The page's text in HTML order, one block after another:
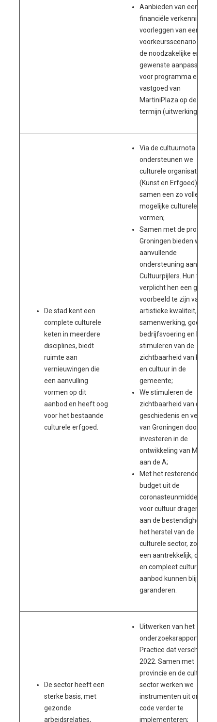
Aanbieden van een
financiële verkenning en
voorleggen van een
voorkeursscenario voor
de noodzakelijke en
gewenste aanpassingen
voor programma en
vastgoed van
MartiniPlaza op de lange
termijn (uitwerking visie);
De stad kent een
complete culturele
keten in meerdere
disciplines, biedt
ruimte aan
vernieuwingen die
een aanvulling
vormen op dit
aanbod en heeft oog
voor het bestaande
culturele erfgoed.
Via de cultuurnota
ondersteunen we
culturele organisaties
(Kunst en Erfgoed) die
samen een zo volledig
mogelijke culturele keten
vormen;
Samen met de provincie
Groningen bieden we
aanvullende
ondersteuning aan
Cultuurpijlers. Hun
verplicht hen een goed
voorbeeld te zijn van
artistieke kwaliteit,
samenwerking, goede
bedrijfsvoering en het
stimuleren van de
zichtbaarheid van kunst
en cultuur in de
gemeente;
We stimuleren de
zichtbaarheid van de
geschiedenis en verhalen
van Groningen door te
investeren in de
ontwikkeling van
aan de A;
Met het resterende
budget uit de
coronasteunmiddelen
voor cultuur dragen we
aan de bestendigheid en
het herstel van de
culturele sector, zodat
een aantrekkelijk, divers
en compleet cultureel
aanbod kunnen blijven
garanderen.
De sector heeft een
sterke basis, met
gezonde
arbeidsrelaties,
Uitwerken van het
onderzoeksrapport Fair
Practice dat verscheen in
2022. Samen met
provincie en de culturele
sector werken we
instrumenten uit om de
code verder te
implementeren;